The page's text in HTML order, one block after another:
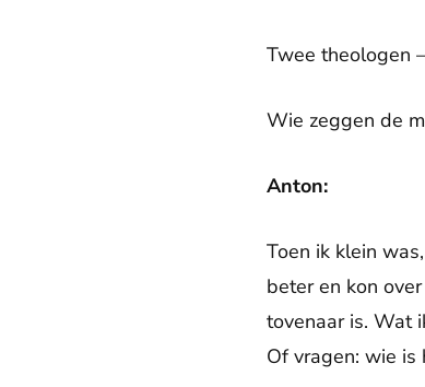
Twee theologen
Wie zeggen de
Anton:
Toen ik klein
beter en kon
tovenaar is. Wat
Of vragen: wie is